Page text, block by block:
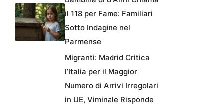
il 118 per Fame: Familiari
Sotto Indagine nel
Parmense
Migranti: Madrid Critica
l’Italia per il Maggior
Numero di Arrivi Irregolari
in UE, Viminale Risponde